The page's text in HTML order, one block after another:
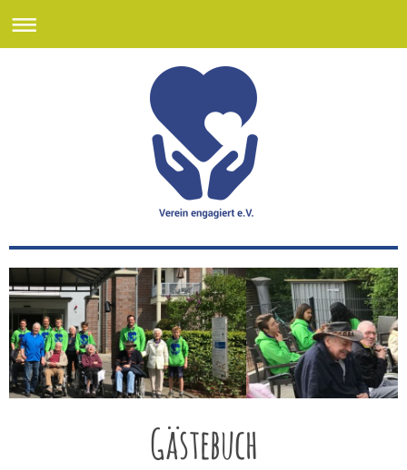
Gästebuch